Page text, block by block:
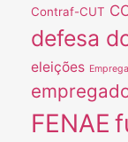
Contraf-CUT
defesa
eleições
FENAE